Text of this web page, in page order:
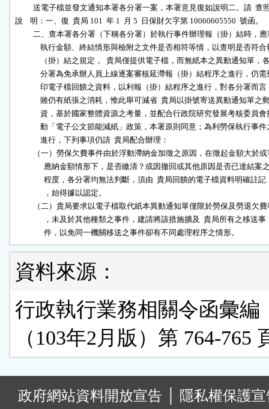
送電子檔並發文通知本署各分署一案，本署意見復如說明二。請  查
說    明：一、復  貴局 101  年 1  月 5  日保財欠字第 10060605550  號函。
二、查本署各分署（下稱各分署）於執行事件辦理報（掛）結時，
執行金額、終結情形與檢附之文件是否相符等情，以查明是否符合
（掛）結之規定，  貴局僅提供電子檔，而無紙本之異動通知單，
分署為免承辦人員上線逐案審核延滯報（掛）結程序之進行，仍需
印電子檔回饋之資料，以利報（掛）結程序之進行，對各分署而言
雖仍有紙張之消耗，惟此舉可減省  貴局以掛號寄送異動通知單之
資，基於國家整體資源之考量，並配合行政院研究發展考核委員會
動「電子公文節能減紙」政策，本署原則同意；為利勞保執行事件
              進行，下列事項仍請  貴局配合辦理：
（一）勞保欠費事件由於浮動滯納金加徵之原因，在徵起金額大於
應納金額情形下，是否繳清？或因撤回或其他原因是否已達結案
                程度，各分署均無法判斷，須由  貴局回饋的電子檔資料明確註記
                ，始得據以認定。
（二）貴局要求以電子檔取代紙本異動通知單僅限於勞保及勞退欠
                ，未及於其他種類之事件，建請將該措施擴及  貴局所有之移送事
                件，以免同一機關移送之事件卻有不同處理程序之情形。
資料來源：
行政執行業務相關令函彙編
（103年2月版）第 764-765
政府網站資料開放宣告
隱私權保護